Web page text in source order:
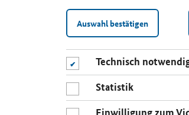
Auswahl bestätigen
Technisch
Statistik